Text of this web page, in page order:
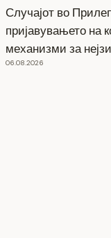
Случајот во
пријавувањето на
механизми за
06.08.2026